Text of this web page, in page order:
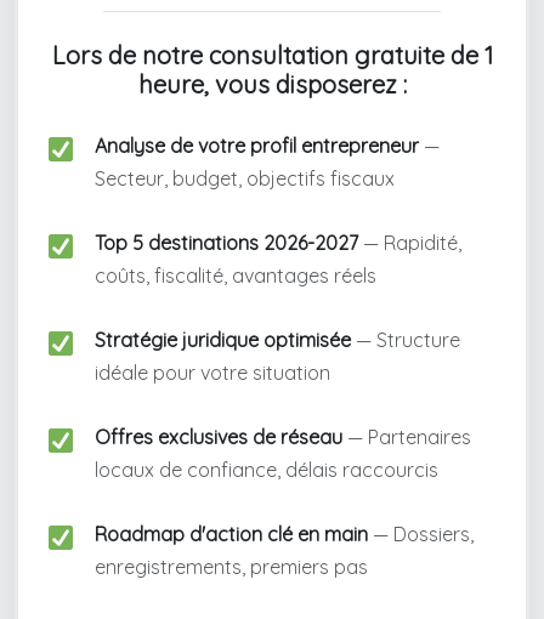
Lors de notre consultation gratuite de 1
heure, vous disposerez :
Analyse de votre profil entrepreneur —
Secteur, budget, objectifs fiscaux
Top 5 destinations 2026-2027 — Rapidité,
coûts, fiscalité, avantages réels
Stratégie juridique optimisée — Structure
idéale pour votre situation
Offres exclusives de réseau — Partenaires
locaux de confiance, délais raccourcis
Roadmap d'action clé en main — Dossiers,
enregistrements, premiers pas